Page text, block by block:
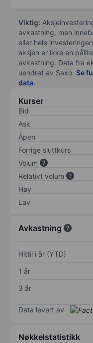
Viktig:
avkastning, men
eller hele
aksjen er ikke en
avkastning. Data fra
uendret av Saxo. Se
data.
Kurser
Bid
Ask
Åpen
Forrige sluttkurs
Volum
Relativt volum
Høy
Lav
Avkastning
Hittil i år (YTD)
1 år
3 år
Data levert av
Nøkkelstatistikk